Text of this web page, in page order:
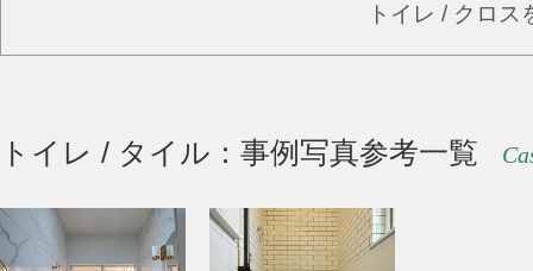
トイレ / クロス
トイレ / タイル：事例写真参考一覧